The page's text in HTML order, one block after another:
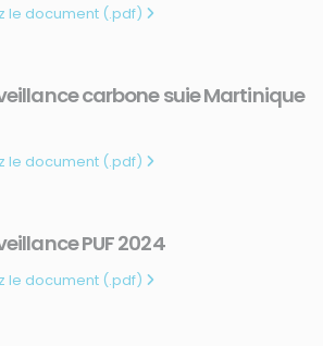
le document (.pdf)
carbone suie Martinique
le document (.pdf)
PUF 2024
le document (.pdf)